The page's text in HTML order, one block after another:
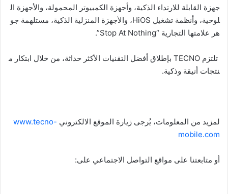
جهزة القابلة للارتداء الذكية، وأجهزة الكمبيوتر المحمولة، والأجهزة ال
لوحية، وأنظمة تشغيل HiOS، والأجهزة المنزلية الذكية، مستلهمة جو
هر علامتها التجارية “Stop At Nothing”.
تلتزم TECNO بإطلاق أفضل التقنيات الأكثر حداثة، من خلال ابتكار م
نتجات أنيقة وذكية.
لمزيد من المعلومات، يُرجى زيارة الموقع الالكتروني www.tecno-
mobile.com
أو متابعتنا على مواقع التواصل الاجتماعي على: